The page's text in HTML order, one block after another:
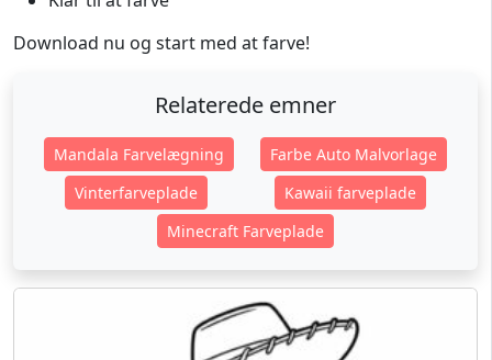
Download nu og start med at farve!
Relaterede emner
Mandala Farvelægning
Farbe Auto Malvorlage
Vinterfarveplade
Kawaii farveplade
Minecraft Farveplade